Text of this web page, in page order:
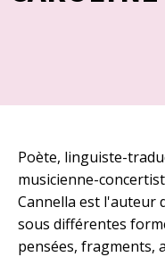
Poète, linguiste-
musicienne-
Cannella est l'auteur
sous différentes
pensées, fragments,